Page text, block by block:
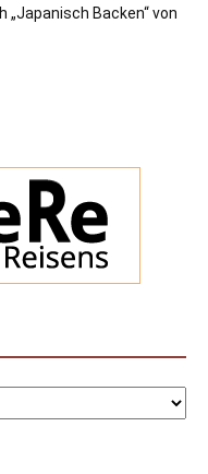
„Japanisch Backen“ von